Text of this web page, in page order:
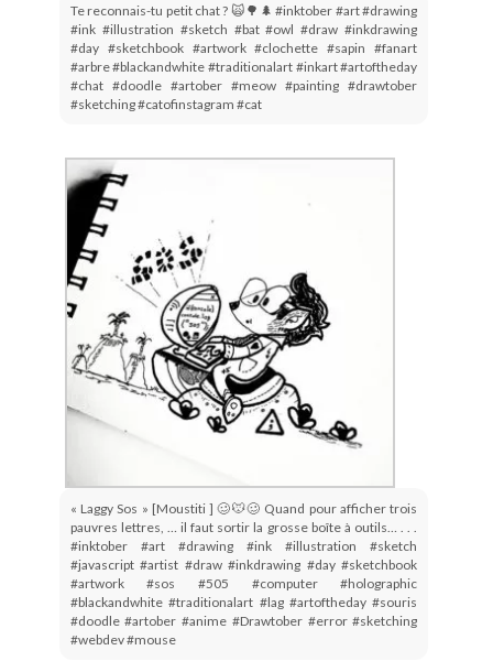
Te reconnais-tu petit chat ? 🙀🌳🌲 #inktober #art #drawing
#ink #illustration #sketch #bat #owl #draw #inkdrawing
#day #sketchbook #artwork #clochette #sapin #fanart
#arbre #blackandwhite #traditionalart #inkart #artoftheday
#chat #doodle #artober #meow #painting #drawtober
#sketching #catofinstagram #cat
« Laggy Sos » [Moustiti ] 🥴🐭🥴 Quand pour afficher trois
pauvres lettres, … il faut sortir la grosse boîte à outils… . . .
#inktober #art #drawing #ink #illustration #sketch
#javascript #artist #draw #inkdrawing #day #sketchbook
#artwork #sos #505 #computer #holographic
#blackandwhite #traditionalart #lag #artoftheday #souris
#doodle #artober #anime #Drawtober #error #sketching
#webdev #mouse